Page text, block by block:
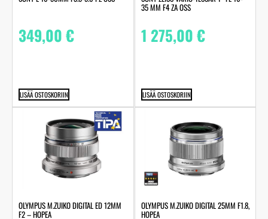
349,00€
LISÄÄ OSTOSKORIIN
35 MM F4 ZA OSS
1 275,00€
LISÄÄ OSTOSKORIIN
OLYMPUS M.ZUIKO DIGITAL ED 12MM
F2 – HOPEA
OLYMPUS M.ZUIKO DIGITAL 25MM F1.8,
HOPEA